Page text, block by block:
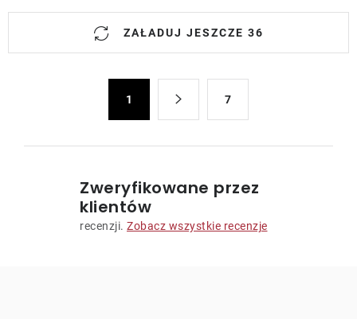
K
ZAŁADUJ JESZCZE 36
1 7
Zweryfikowane przez
klientów
recenzji. Zobacz wszystkie recenzje